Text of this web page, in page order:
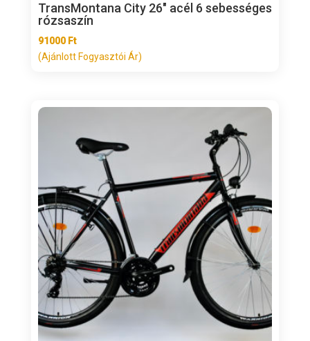
TransMontana City 26″ acél 6 sebességes
rózsaszín
91000 Ft
(Ajánlott Fogyasztói Ár)